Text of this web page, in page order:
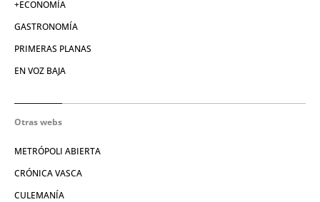
+ECONOMÍA
GASTRONOMÍA
PRIMERAS PLANAS
EN VOZ BAJA
Otras webs
METRÓPOLI ABIERTA
CRÓNICA VASCA
CULEMANÍA